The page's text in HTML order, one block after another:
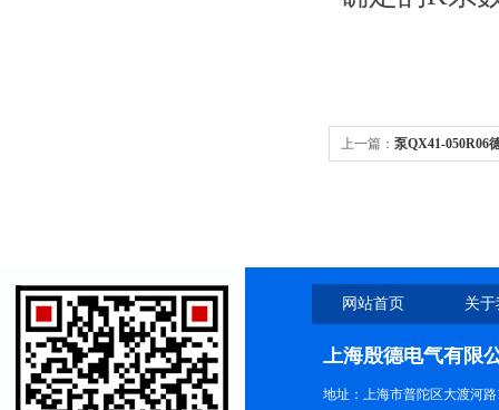
上一篇： 泵QX41-050R06
网站首页 关
上海殷德电气有限
地址：上海市普陀区大渡河路